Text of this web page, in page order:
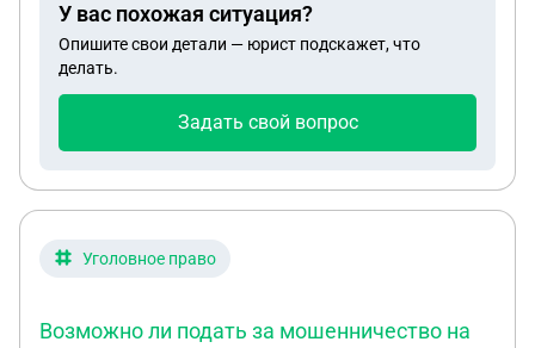
У вас похожая ситуация?
Опишите свои детали — юрист подскажет, что
делать.
Задать свой вопрос
Уголовное право
Возможно ли подать за мошенничество на